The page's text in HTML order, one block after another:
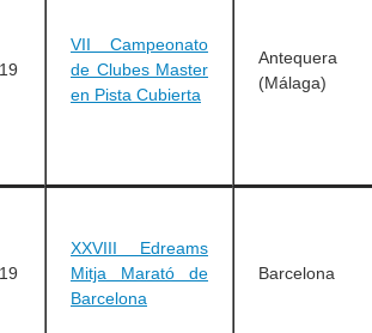
VII Campeonato
de Clubes Master
en Pista Cubierta
Antequera
(Málaga)
XXVIII Edreams
Mitja Marató de
Barcelona
Barcelona